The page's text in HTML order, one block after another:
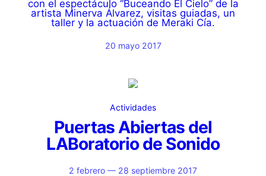
con el espectáculo “Buceando El Cielo” de la
artista Minerva Álvarez, visitas guiadas, un
taller y la actuación de Meraki Cía.
20 mayo 2017
Actividades
Puertas Abiertas del
LABoratorio de Sonido
2 febrero — 28 septiembre 2017